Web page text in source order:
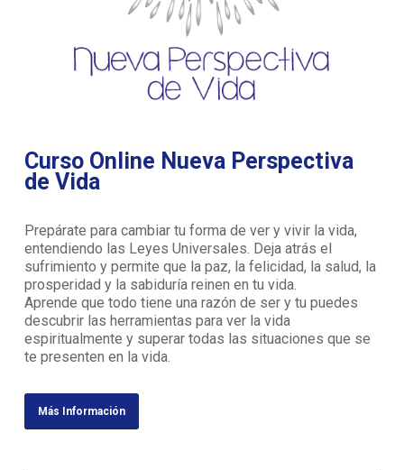
Curso Online Nueva Perspectiva
de Vida
Prepárate para cambiar tu forma de ver y vivir la vida,
entendiendo las Leyes Universales. Deja atrás el
sufrimiento y permite que la paz, la felicidad, la salud, la
prosperidad y la sabiduría reinen en tu vida.
Aprende que todo tiene una razón de ser y tu puedes
descubrir las herramientas para ver la vida
espiritualmente y superar todas las situaciones que se
te presenten en la vida.
Más Información